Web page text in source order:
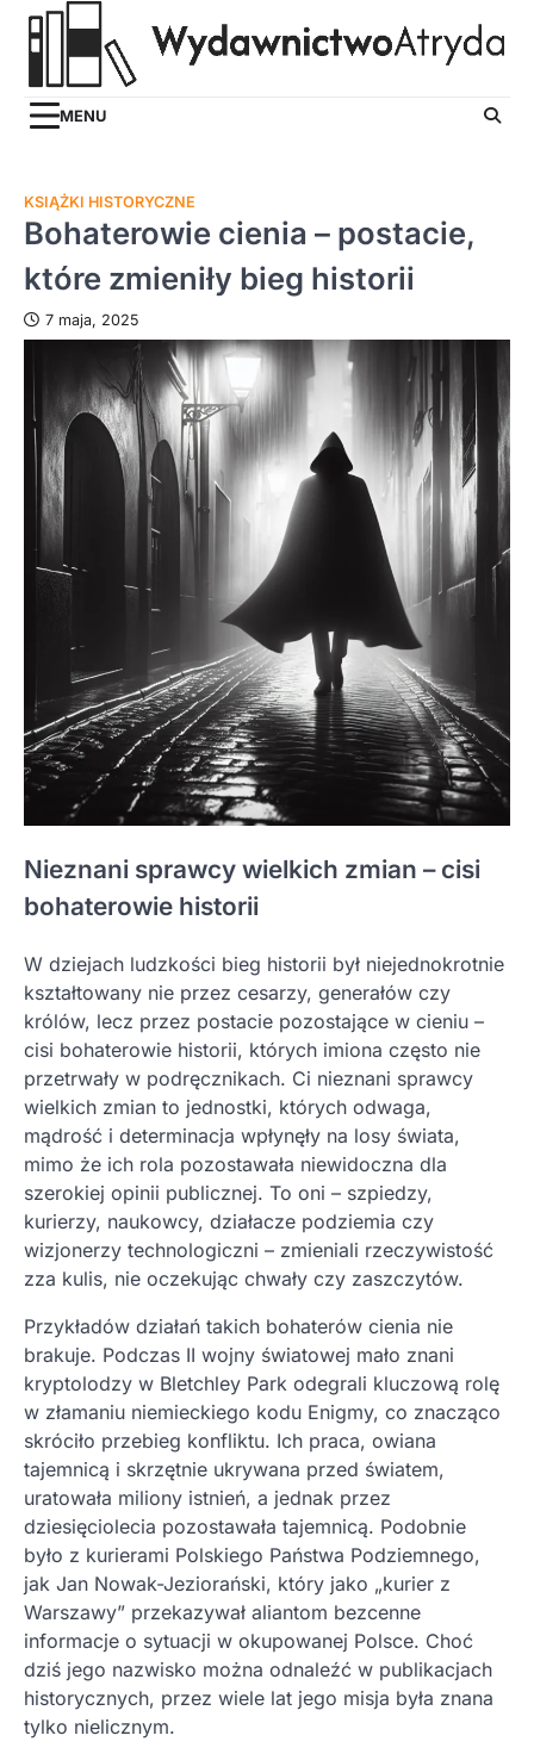
Skip
MENU
KSIĄŻKI HISTORYCZNE
Bohaterowie cienia – postacie,
które zmieniły bieg historii
7 maja, 2025
Nieznani sprawcy wielkich zmian – cisi
bohaterowie historii
W dziejach ludzkości bieg historii był niejednokrotnie
kształtowany nie przez cesarzy, generałów czy
królów, lecz przez postacie pozostające w cieniu –
cisi bohaterowie historii, których imiona często nie
przetrwały w podręcznikach. Ci nieznani sprawcy
wielkich zmian to jednostki, których odwaga,
mądrość i determinacja wpłynęły na losy świata,
mimo że ich rola pozostawała niewidoczna dla
szerokiej opinii publicznej. To oni – szpiedzy,
kurierzy, naukowcy, działacze podziemia czy
wizjonerzy technologiczni – zmieniali rzeczywistość
zza kulis, nie oczekując chwały czy zaszczytów.
Przykładów działań takich bohaterów cienia nie
brakuje. Podczas II wojny światowej mało znani
kryptolodzy w Bletchley Park odegrali kluczową rolę
w złamaniu niemieckiego kodu Enigmy, co znacząco
skróciło przebieg konfliktu. Ich praca, owiana
tajemnicą i skrzętnie ukrywana przed światem,
uratowała miliony istnień, a jednak przez
dziesięciolecia pozostawała tajemnicą. Podobnie
było z kurierami Polskiego Państwa Podziemnego,
jak Jan Nowak-Jeziorański, który jako „kurier z
Warszawy” przekazywał aliantom bezcenne
informacje o sytuacji w okupowanej Polsce. Choć
dziś jego nazwisko można odnaleźć w publikacjach
historycznych, przez wiele lat jego misja była znana
tylko nielicznym.